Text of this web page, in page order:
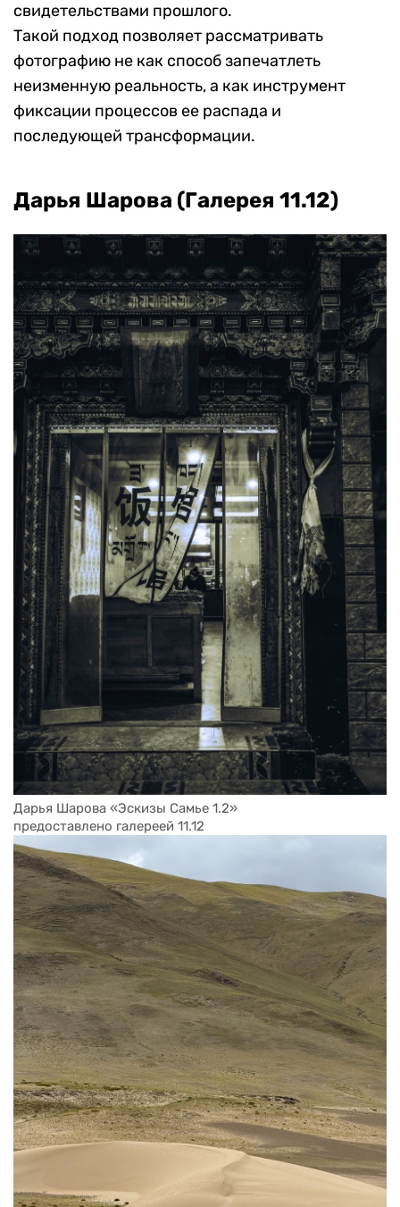
свидетельствами прошлого.
Такой подход позволяет рассматривать
фотографию не как способ запечатлеть
неизменную реальность, а как инструмент
фиксации процессов ее распада и
последующей трансформации.
Дарья Шарова (Галерея 11.12)
Дарья Шарова «Эскизы Самье 1.2»
предоставлено галереей 11.12